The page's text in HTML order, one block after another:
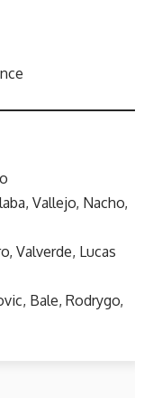
Vallejo, Nacho,
Valverde, Lucas
Bale, Rodrygo,